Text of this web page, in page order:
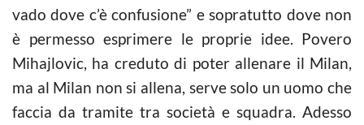
vado dove c’è confusione” e sopratutto dove non
è permesso esprimere le proprie idee. Povero
Mihajlovic, ha creduto di poter allenare il Milan,
ma al Milan non si allena, serve solo un uomo che
faccia da tramite tra società e squadra. Adesso